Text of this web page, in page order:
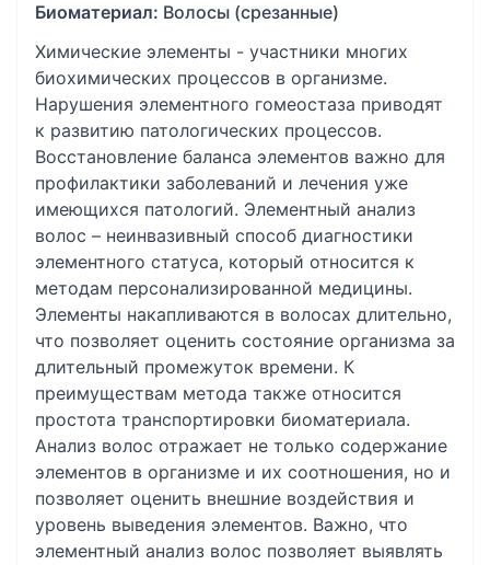
Биоматериал: Волосы (срезанные)
Химические элементы - участники многих
биохимических процессов в организме.
Нарушения элементного гомеостаза приводят
к развитию патологических процессов.
Восстановление баланса элементов важно для
профилактики заболеваний и лечения уже
имеющихся патологий. Элементный анализ
волос – неинвазивный способ диагностики
элементного статуса, который относится к
методам персонализированной медицины.
Элементы накапливаются в волосах длительно,
что позволяет оценить состояние организма за
длительный промежуток времени. К
преимуществам метода также относится
простота транспортировки биоматериала.
Анализ волос отражает не только содержание
элементов в организме и их соотношения, но и
позволяет оценить внешние воздействия и
уровень выведения элементов. Важно, что
элементный анализ волос позволяет выявлять